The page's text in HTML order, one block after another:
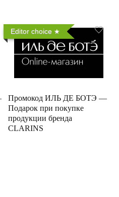
Editor choice
Промокод ИЛЬ ДЕ БОТЭ —
Подарок при покупке
продукции бренда
CLARINS